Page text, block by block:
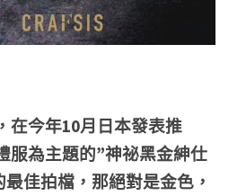
在今年10月日本發表推
服為主題的”神祕黑金紳仕
佳拍檔，那絕對是金色，